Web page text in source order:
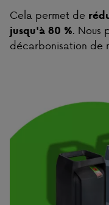
Cela permet de
jusqu'à 80 %. Nous
décarbonisation de